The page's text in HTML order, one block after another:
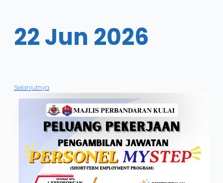
22 Jun 2026
Selanjutnya